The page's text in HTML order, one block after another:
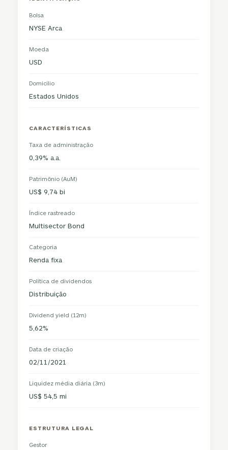
Bolsa
NYSE Arca
Moeda
USD
Domicílio
Estados Unidos
CARACTERÍSTICAS
Taxa de administração
0,39% a.a.
Patrimônio (AuM)
US$ 9,74 bi
Índice rastreado
Multisector Bond
Categoria
Renda fixa
Política de dividendos
Distribuição
Dividend yield (12m)
5,62%
Data de criação
02/11/2021
Liquidez média diária (3m)
US$ 54,5 mi
ESTRUTURA LEGAL
Gestor